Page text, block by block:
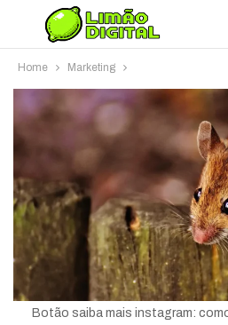
Home Marketing
Botão saiba mais instagram: